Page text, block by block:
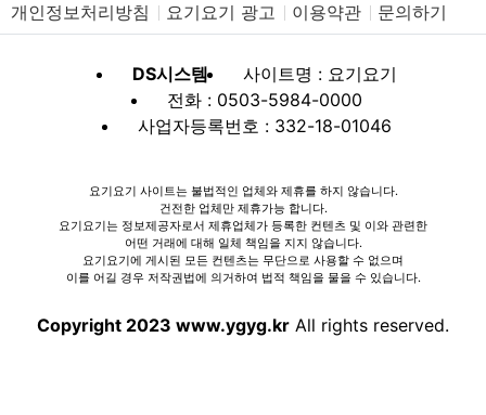
개인정보처리방침 요기요기 광고 이용약관 문의하기
DS시스템
사이트명 : 요기요기
전화 : 0503-5984-0000
사업자등록번호 : 332-18-01046
요기요기 사이트는 불법적인 업체와 제휴를 하지 않습니다.
건전한 업체만 제휴가능 합니다.
요기요기는 정보제공자로서 제휴업체가 등록한 컨텐츠 및 이와 관련한
어떤 거래에 대해 일체 책임을 지지 않습니다.
요기요기에 게시된 모든 컨텐츠는 무단으로 사용할 수 없으며
이를 어길 경우 저작권법에 의거하여 법적 책임을 물을 수 있습니다.
Copyright 2023 www.ygyg.kr All rights reserved.